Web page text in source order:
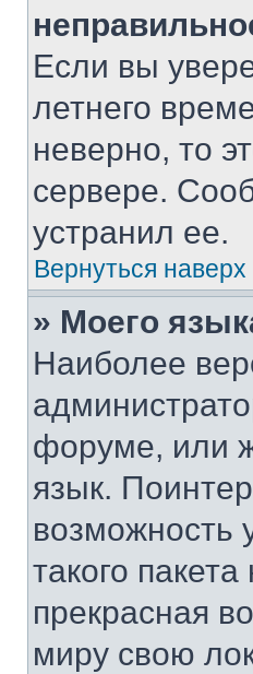
Если вы
летнего
неверно, то
сервере.
устранил ее.
Вернуться наверх
» Моего
Наиболее
форуме, или
язык.
возможность
такого
прекрасная
миру свою